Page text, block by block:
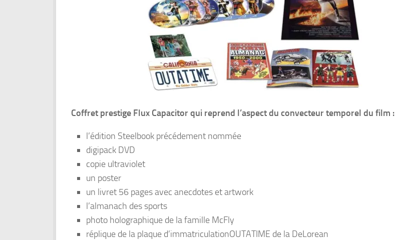
Coffret prestige Flux Capacitor qui reprend l’aspect du convecteur temporel du film :
l’édition Steelbook précédement nommée
digipack DVD
copie ultraviolet
un poster
un livret 56 pages avec anecdotes et artwork
l’almanach des sports
photo holographique de la famille McFly
réplique de la plaque d’immatriculationOUTATIME de la DeLorean